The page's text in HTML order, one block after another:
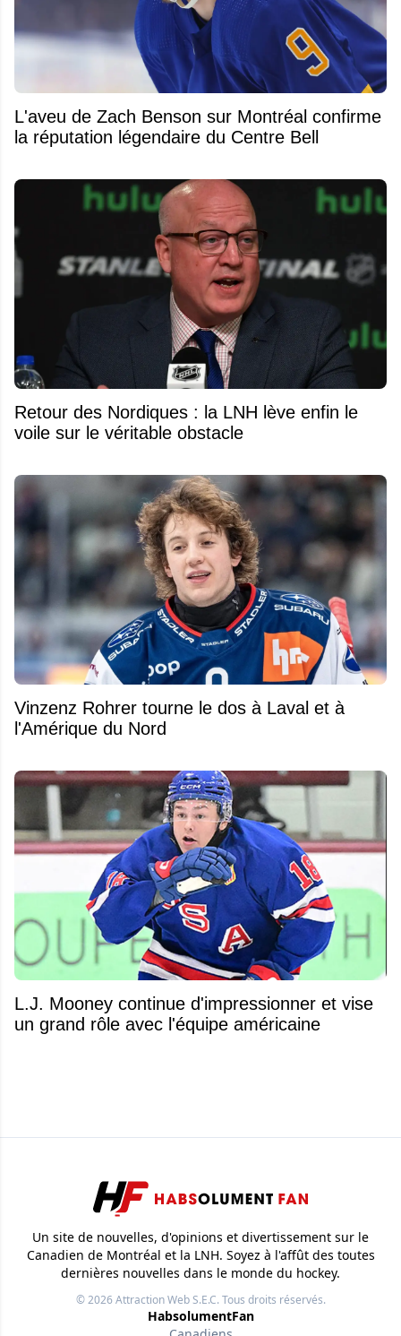
L'aveu de Zach Benson sur Montréal confirme
la réputation légendaire du Centre Bell
Retour des Nordiques : la LNH lève enfin le
voile sur le véritable obstacle
Vinzenz Rohrer tourne le dos à Laval et à
l'Amérique du Nord
L.J. Mooney continue d'impressionner et vise
un grand rôle avec l'équipe américaine
Un site de nouvelles, d'opinions et divertissement sur le
Canadien de Montréal et la LNH. Soyez à l'affût des toutes
dernières nouvelles dans le monde du hockey.
© 2026Attraction Web S.E.C.Tous droits réservés.
HabsolumentFan